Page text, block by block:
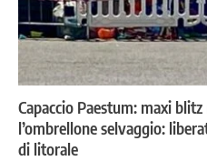
Capaccio Paestum: maxi
l’ombrellone selvaggio:
di litorale